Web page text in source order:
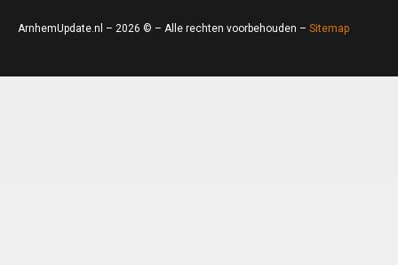
ArnhemUpdate.nl – 2026 © – Alle rechten voorbehouden – Sitemap